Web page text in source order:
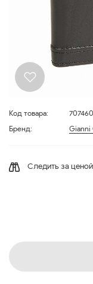
Код товара:
Бренд:
Gianni
Следить за ценой